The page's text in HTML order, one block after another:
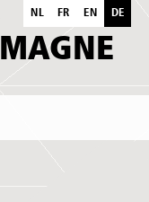
NL FR EN DE